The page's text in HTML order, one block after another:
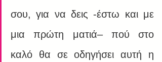
σου, για να δεις -έστω και με
μια πρώτη ματιά– πού στο
καλό θα σε οδηγήσει αυτή η